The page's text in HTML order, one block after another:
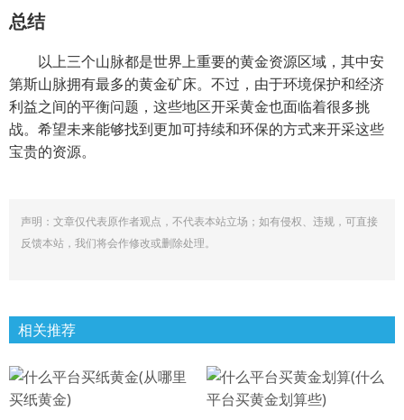
总结
以上三个山脉都是世界上重要的黄金资源区域，其中安
第斯山脉拥有最多的黄金矿床。不过，由于环境保护和经济
利益之间的平衡问题，这些地区开采黄金也面临着很多挑
战。希望未来能够找到更加可持续和环保的方式来开采这些
宝贵的资源。
声明：文章仅代表原作者观点，不代表本站立场；如有侵权、违规，可直接
反馈本站，我们将会作修改或删除处理。
相关推荐